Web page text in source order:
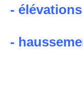
-
-